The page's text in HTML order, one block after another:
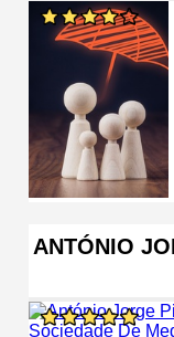
ANTÓNIO